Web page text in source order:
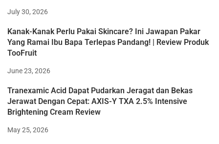
July 30, 2026
Kanak-Kanak Perlu Pakai Skincare? Ini Jawapan Pakar
Yang Ramai Ibu Bapa Terlepas Pandang! | Review Produk
TooFruit
June 23, 2026
Tranexamic Acid Dapat Pudarkan Jeragat dan Bekas
Jerawat Dengan Cepat: AXIS-Y TXA 2.5% Intensive
Brightening Cream Review
May 25, 2026